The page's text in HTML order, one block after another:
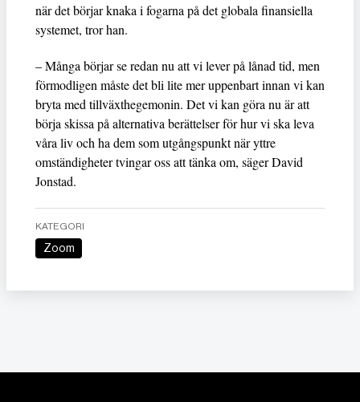
när det börjar knaka i fogarna på det globala finansiella
systemet, tror han.
– Många börjar se redan nu att vi lever på lånad tid, men
förmodligen måste det bli lite mer uppenbart innan vi kan
bryta med tillväxthegemonin. Det vi kan göra nu är att
börja skissa på alternativa berättelser för hur vi ska leva
våra liv och ha dem som utgångspunkt när yttre
omständigheter tvingar oss att tänka om, säger David
Jonstad.
KATEGORI
Zoom